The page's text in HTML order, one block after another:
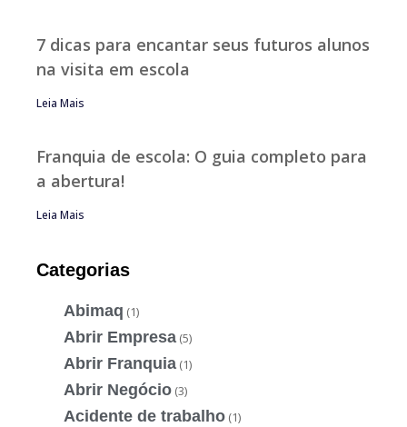
7 dicas para encantar seus futuros alunos
na visita em escola
Leia Mais
Franquia de escola: O guia completo para
a abertura!
Leia Mais
Categorias
Abimaq (1)
Abrir Empresa (5)
Abrir Franquia (1)
Abrir Negócio (3)
Acidente de trabalho (1)